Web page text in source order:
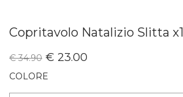
Copritavolo Natalizio Slitta
€34.90 € 23.00
COLORE